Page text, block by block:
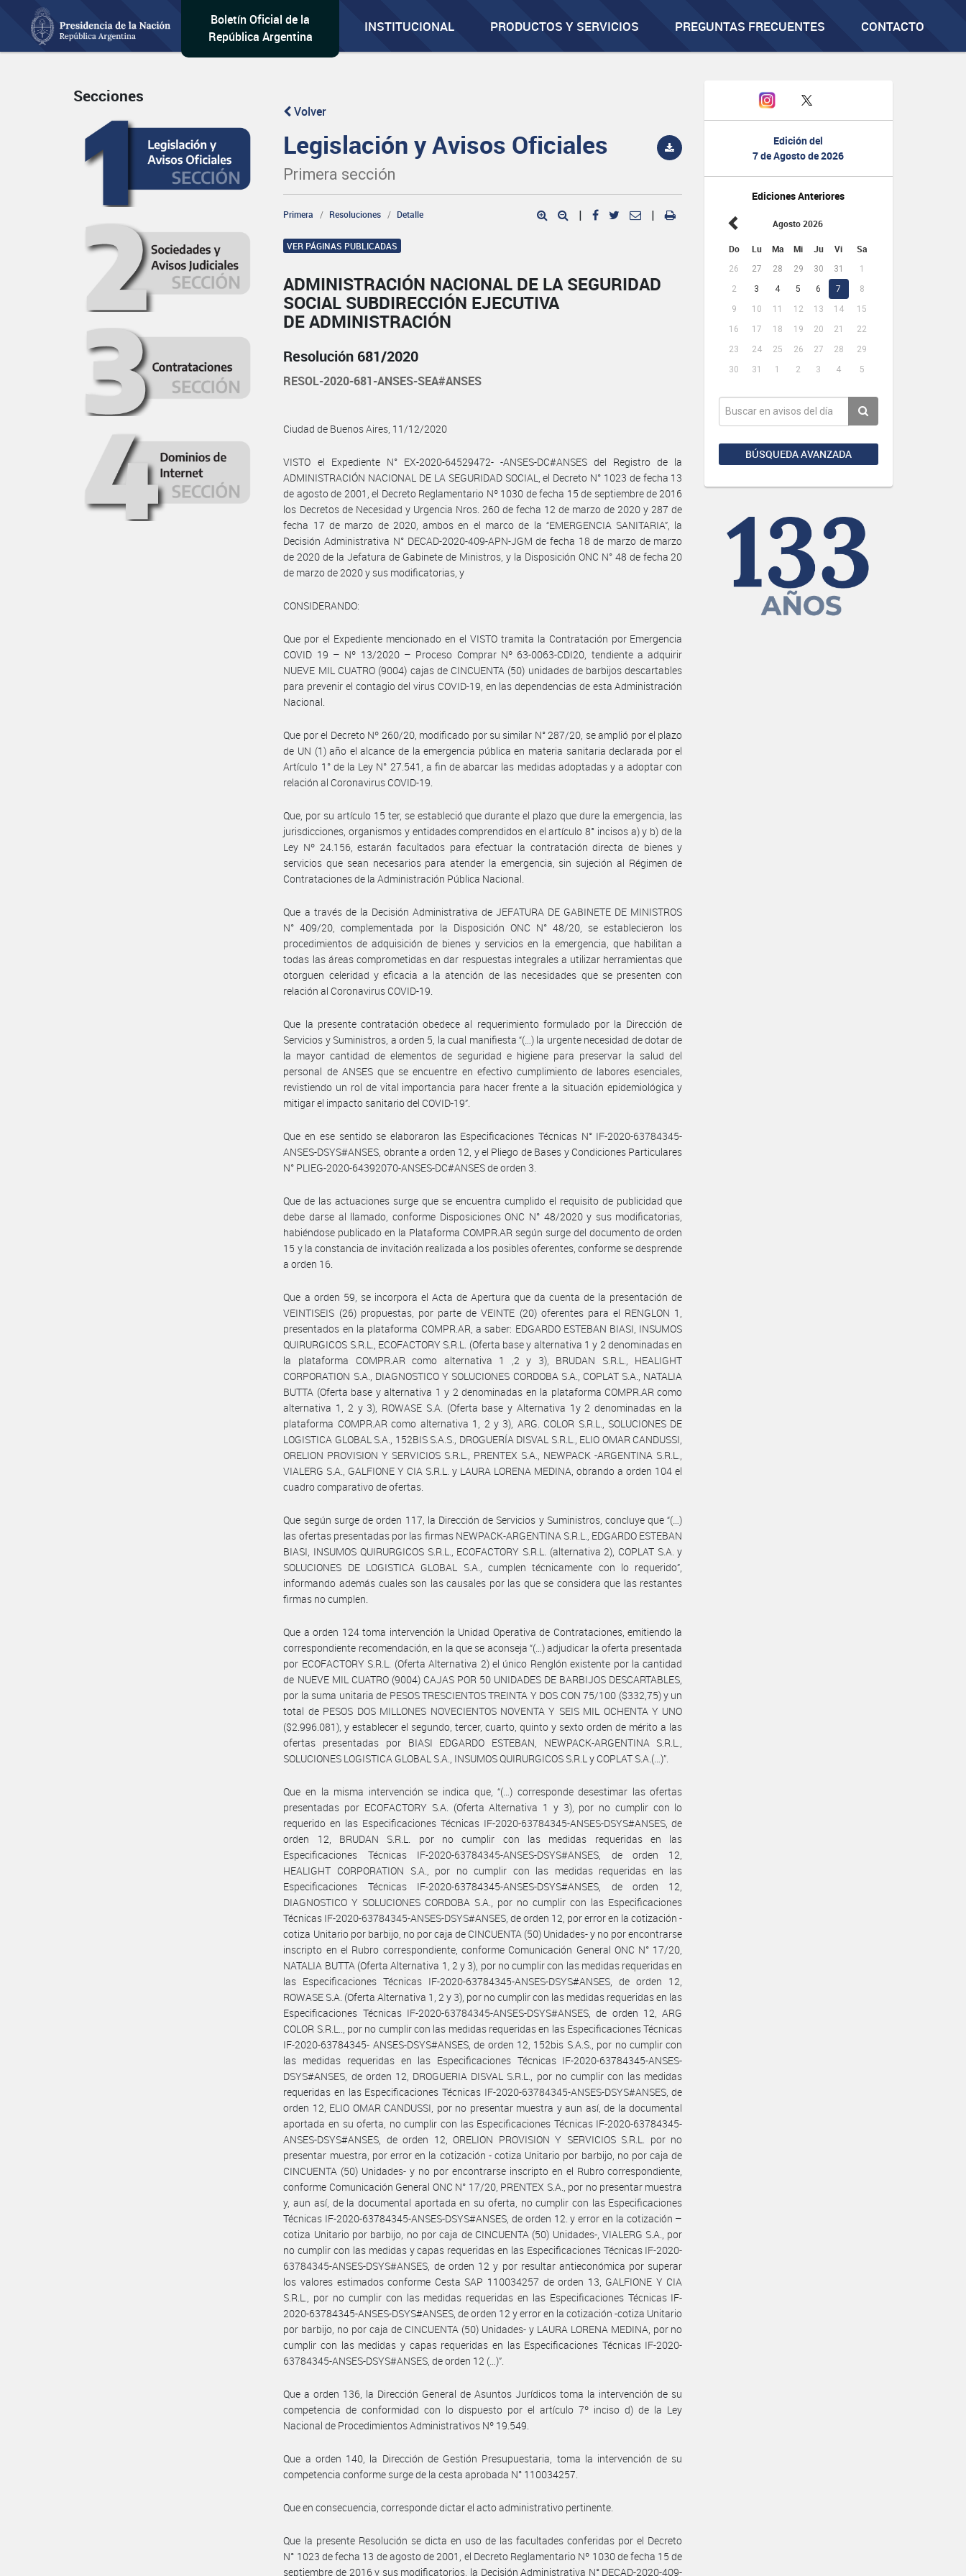
Boletín Oficial de la
República Argentina
INSTITUCIONAL PRODUCTOS Y SERVICIOS PREGUNTAS FRECUENTES CONTACTO
Edición del
7 de Agosto de 2026
Ediciones Anteriores
Agosto 2026
Do Lu Ma Mi Ju Vi Sa
26 27 28 29 30 31
1
2
3 4 5 6 7
8
9
10 11 12 13 14
15
16
17 18 19 20 21
22
23
24 25 26 27 28
29
30
31 1 2 3 4 5
BÚSQUEDA AVANZADA
Secciones
Volver
Legislación y Avisos Oficiales
Primera sección
Primera Resoluciones Detalle | |
VER PÁGINAS PUBLICADAS
ADMINISTRACIÓN NACIONAL DE LA SEGURIDAD
SOCIAL SUBDIRECCIÓN EJECUTIVA
DE ADMINISTRACIÓN
Resolución 681/2020
RESOL-2020-681-ANSES-SEA#ANSES
Ciudad de Buenos Aires, 11/12/2020
VISTO el Expediente N° EX-2020-64529472- -ANSES-DC#ANSES del Registro de la
ADMINISTRACIÓN NACIONAL DE LA SEGURIDAD SOCIAL, el Decreto N° 1023 de fecha 13
de agosto de 2001, el Decreto Reglamentario Nº 1030 de fecha 15 de septiembre de 2016
los Decretos de Necesidad y Urgencia Nros. 260 de fecha 12 de marzo de 2020 y 287 de
fecha 17 de marzo de 2020, ambos en el marco de la “EMERGENCIA SANITARIA”, la
Decisión Administrativa N° DECAD-2020-409-APN-JGM de fecha 18 de marzo de marzo
de 2020 de la Jefatura de Gabinete de Ministros, y la Disposición ONC N° 48 de fecha 20
de marzo de 2020 y sus modificatorias, y
CONSIDERANDO:
Que por el Expediente mencionado en el VISTO tramita la Contratación por Emergencia
COVID 19 – Nº 13/2020 – Proceso Comprar Nº 63-0063-CDI20, tendiente a adquirir
NUEVE MIL CUATRO (9004) cajas de CINCUENTA (50) unidades de barbijos descartables
para prevenir el contagio del virus COVID-19, en las dependencias de esta Administración
Nacional.
Que por el Decreto Nº 260/20, modificado por su similar N° 287/20, se amplió por el plazo
de UN (1) año el alcance de la emergencia pública en materia sanitaria declarada por el
Artículo 1° de la Ley N° 27.541, a fin de abarcar las medidas adoptadas y a adoptar con
relación al Coronavirus COVID-19.
Que, por su artículo 15 ter, se estableció que durante el plazo que dure la emergencia, las
jurisdicciones, organismos y entidades comprendidos en el artículo 8° incisos a) y b) de la
Ley Nº 24.156, estarán facultados para efectuar la contratación directa de bienes y
servicios que sean necesarios para atender la emergencia, sin sujeción al Régimen de
Contrataciones de la Administración Pública Nacional.
Que a través de la Decisión Administrativa de JEFATURA DE GABINETE DE MINISTROS
N° 409/20, complementada por la Disposición ONC N° 48/20, se establecieron los
procedimientos de adquisición de bienes y servicios en la emergencia, que habilitan a
todas las áreas comprometidas en dar respuestas integrales a utilizar herramientas que
otorguen celeridad y eficacia a la atención de las necesidades que se presenten con
relación al Coronavirus COVID-19.
Que la presente contratación obedece al requerimiento formulado por la Dirección de
Servicios y Suministros, a orden 5, la cual manifiesta “(…) la urgente necesidad de dotar de
la mayor cantidad de elementos de seguridad e higiene para preservar la salud del
personal de ANSES que se encuentre en efectivo cumplimiento de labores esenciales,
revistiendo un rol de vital importancia para hacer frente a la situación epidemiológica y
mitigar el impacto sanitario del COVID-19”.
Que en ese sentido se elaboraron las Especificaciones Técnicas N° IF-2020-63784345-
ANSES-DSYS#ANSES, obrante a orden 12, y el Pliego de Bases y Condiciones Particulares
N° PLIEG-2020-64392070-ANSES-DC#ANSES de orden 3.
Que de las actuaciones surge que se encuentra cumplido el requisito de publicidad que
debe darse al llamado, conforme Disposiciones ONC N° 48/2020 y sus modificatorias,
habiéndose publicado en la Plataforma COMPR.AR según surge del documento de orden
15 y la constancia de invitación realizada a los posibles oferentes, conforme se desprende
a orden 16.
Que a orden 59, se incorpora el Acta de Apertura que da cuenta de la presentación de
VEINTISEIS (26) propuestas, por parte de VEINTE (20) oferentes para el RENGLON 1,
presentados en la plataforma COMPR.AR, a saber: EDGARDO ESTEBAN BIASI, INSUMOS
QUIRURGICOS S.R.L., ECOFACTORY S.R.L. (Oferta base y alternativa 1 y 2 denominadas en
la plataforma COMPR.AR como alternativa 1 ,2 y 3), BRUDAN S.R.L., HEALIGHT
CORPORATION S.A., DIAGNOSTICO Y SOLUCIONES CORDOBA S.A., COPLAT S.A., NATALIA
BUTTA (Oferta base y alternativa 1 y 2 denominadas en la plataforma COMPR.AR como
alternativa 1, 2 y 3), ROWASE S.A. (Oferta base y Alternativa 1y 2 denominadas en la
plataforma COMPR.AR como alternativa 1, 2 y 3), ARG. COLOR S.R.L., SOLUCIONES DE
LOGISTICA GLOBAL S.A., 152BIS S.A.S., DROGUERÍA DISVAL S.R.L., ELIO OMAR CANDUSSI,
ORELION PROVISION Y SERVICIOS S.R.L., PRENTEX S.A., NEWPACK -ARGENTINA S.R.L.,
VIALERG S.A., GALFIONE Y CIA S.R.L. y LAURA LORENA MEDINA, obrando a orden 104 el
cuadro comparativo de ofertas.
Que según surge de orden 117, la Dirección de Servicios y Suministros, concluye que “(…)
las ofertas presentadas por las firmas NEWPACK-ARGENTINA S.R.L., EDGARDO ESTEBAN
BIASI, INSUMOS QUIRURGICOS S.R.L., ECOFACTORY S.R.L. (alternativa 2), COPLAT S.A. y
SOLUCIONES DE LOGISTICA GLOBAL S.A., cumplen técnicamente con lo requerido”,
informando además cuales son las causales por las que se considera que las restantes
firmas no cumplen.
Que a orden 124 toma intervención la Unidad Operativa de Contrataciones, emitiendo la
correspondiente recomendación, en la que se aconseja “(…) adjudicar la oferta presentada
por ECOFACTORY S.R.L. (Oferta Alternativa 2) el único Renglón existente por la cantidad
de NUEVE MIL CUATRO (9004) CAJAS POR 50 UNIDADES DE BARBIJOS DESCARTABLES,
por la suma unitaria de PESOS TRESCIENTOS TREINTA Y DOS CON 75/100 ($332,75) y un
total de PESOS DOS MILLONES NOVECIENTOS NOVENTA Y SEIS MIL OCHENTA Y UNO
($2.996.081), y establecer el segundo, tercer, cuarto, quinto y sexto orden de mérito a las
ofertas presentadas por BIASI EDGARDO ESTEBAN, NEWPACK-ARGENTINA S.R.L.,
SOLUCIONES LOGISTICA GLOBAL S.A., INSUMOS QUIRURGICOS S.R.L y COPLAT S.A.(…)”.
Que en la misma intervención se indica que, “(…) corresponde desestimar las ofertas
presentadas por ECOFACTORY S.A. (Oferta Alternativa 1 y 3), por no cumplir con lo
requerido en las Especificaciones Técnicas IF-2020-63784345-ANSES-DSYS#ANSES, de
orden 12, BRUDAN S.R.L. por no cumplir con las medidas requeridas en las
Especificaciones Técnicas IF-2020-63784345-ANSES-DSYS#ANSES, de orden 12,
HEALIGHT CORPORATION S.A., por no cumplir con las medidas requeridas en las
Especificaciones Técnicas IF-2020-63784345-ANSES-DSYS#ANSES, de orden 12,
DIAGNOSTICO Y SOLUCIONES CORDOBA S.A., por no cumplir con las Especificaciones
Técnicas IF-2020-63784345-ANSES-DSYS#ANSES, de orden 12, por error en la cotización -
cotiza Unitario por barbijo, no por caja de CINCUENTA (50) Unidades- y no por encontrarse
inscripto en el Rubro correspondiente, conforme Comunicación General ONC N° 17/20,
NATALIA BUTTA (Oferta Alternativa 1, 2 y 3), por no cumplir con las medidas requeridas en
las Especificaciones Técnicas IF-2020-63784345-ANSES-DSYS#ANSES, de orden 12,
ROWASE S.A. (Oferta Alternativa 1, 2 y 3), por no cumplir con las medidas requeridas en las
Especificaciones Técnicas IF-2020-63784345-ANSES-DSYS#ANSES, de orden 12, ARG
COLOR S.R.L.., por no cumplir con las medidas requeridas en las Especificaciones Técnicas
IF-2020-63784345- ANSES-DSYS#ANSES, de orden 12, 152bis S.A.S., por no cumplir con
las medidas requeridas en las Especificaciones Técnicas IF-2020-63784345-ANSES-
DSYS#ANSES, de orden 12, DROGUERIA DISVAL S.R.L., por no cumplir con las medidas
requeridas en las Especificaciones Técnicas IF-2020-63784345-ANSES-DSYS#ANSES, de
orden 12, ELIO OMAR CANDUSSI, por no presentar muestra y aun así, de la documental
aportada en su oferta, no cumplir con las Especificaciones Técnicas IF-2020-63784345-
ANSES-DSYS#ANSES, de orden 12, ORELION PROVISION Y SERVICIOS S.R.L. por no
presentar muestra, por error en la cotización - cotiza Unitario por barbijo, no por caja de
CINCUENTA (50) Unidades- y no por encontrarse inscripto en el Rubro correspondiente,
conforme Comunicación General ONC N° 17/20, PRENTEX S.A., por no presentar muestra
y, aun así, de la documental aportada en su oferta, no cumplir con las Especificaciones
Técnicas IF-2020-63784345-ANSES-DSYS#ANSES, de orden 12. y error en la cotización –
cotiza Unitario por barbijo, no por caja de CINCUENTA (50) Unidades-, VIALERG S.A., por
no cumplir con las medidas y capas requeridas en las Especificaciones Técnicas IF-2020-
63784345-ANSES-DSYS#ANSES, de orden 12 y por resultar antieconómica por superar
los valores estimados conforme Cesta SAP 110034257 de orden 13, GALFIONE Y CIA
S.R.L., por no cumplir con las medidas requeridas en las Especificaciones Técnicas IF-
2020-63784345-ANSES-DSYS#ANSES, de orden 12 y error en la cotización -cotiza Unitario
por barbijo, no por caja de CINCUENTA (50) Unidades- y LAURA LORENA MEDINA, por no
cumplir con las medidas y capas requeridas en las Especificaciones Técnicas IF-2020-
63784345-ANSES-DSYS#ANSES, de orden 12 (…)”.
Que a orden 136, la Dirección General de Asuntos Jurídicos toma la intervención de su
competencia de conformidad con lo dispuesto por el artículo 7º inciso d) de la Ley
Nacional de Procedimientos Administrativos Nº 19.549.
Que a orden 140, la Dirección de Gestión Presupuestaria, toma la intervención de su
competencia conforme surge de la cesta aprobada N° 110034257.
Que en consecuencia, corresponde dictar el acto administrativo pertinente.
Que la presente Resolución se dicta en uso de las facultades conferidas por el Decreto
N° 1023 de fecha 13 de agosto de 2001, el Decreto Reglamentario Nº 1030 de fecha 15 de
septiembre de 2016 y sus modificatorios, la Decisión Administrativa N° DECAD-2020-409-